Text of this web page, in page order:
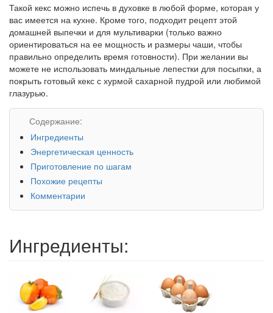
Такой кекс можно испечь в духовке в любой форме, которая у
вас имеется на кухне. Кроме того, подходит рецепт этой
домашней выпечки и для мультиварки (только важно
ориентироваться на ее мощность и размеры чаши, чтобы
правильно определить время готовности). При желании вы
можете не использовать миндальные лепестки для посыпки, а
покрыть готовый кекс с хурмой сахарной пудрой или любимой
глазурью.
Содержание:
Ингредиенты
Энергетическая ценность
Приготовление по шагам
Похожие рецепты
Комментарии
Ингредиенты: